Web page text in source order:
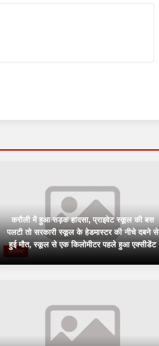
अपराध
करौली में हुआ सड़क हादसा, प्राइवेट स्कूल की बस
पलटी तो सरकारी स्कूल के हेडमास्टर की नीचे दबने से
हुई मौत, स्कूल से एक किलोमीटर पहले हुआ एक्सीडेंट